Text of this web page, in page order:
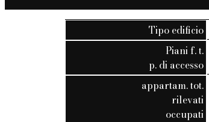
Tipo edificio
Piani f. t.
p. di accesso
appartam. tot.
rilevati
occupati